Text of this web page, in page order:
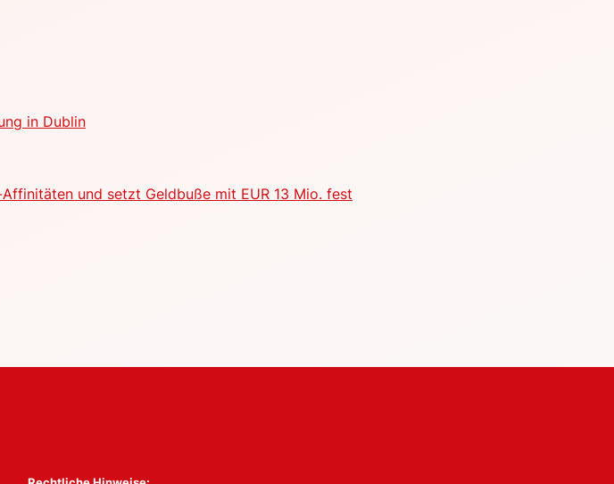
in Dublin
und setzt Geldbuße mit EUR 13 Mio. fest